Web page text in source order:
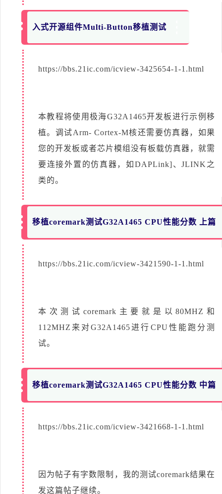
入式开源组件Multi-Button移植测试
https://bbs.21ic.com/icview-3425654-1-1.html
本教程将使用极海G32A1465开发板进行示例移
植。调试Arm- Cortex-M核还需要仿真器，如果
您的开发板或者芯片模组没有板载仿真器，就需
要连接外置的仿真器，如DAPLink]、JLINK之
类的。
移植coremark测试G32A1465 CPU性能分数 上篇
https://bbs.21ic.com/icview-3421590-1-1.html
本次测试coremark主要就是以80MHZ和
112MHZ来对G32A1465进行CPU性能跑分测
试。
移植coremark测试G32A1465 CPU性能分数 中篇
https://bbs.21ic.com/icview-3421668-1-1.html
因为帖子有字数限制，我的测试coremark结果在
发这篇帖子继续。